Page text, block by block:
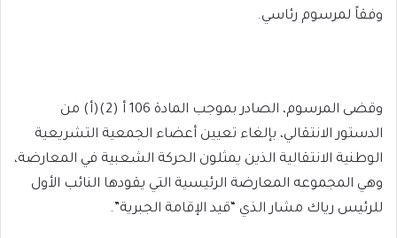
وفقاً لمرسوم رئاسي.
وقضى المرسوم، الصادر بموجب المادة 106 أ (2)(أ) من
الدستور الانتقالي، بإلغاء تعيين أعضاء الجمعية التشريعية
الوطنية الانتقالية الذين يمثلون الحركة الشعبية في المعارضة،
وهي المجموعه المعارضة الرئيسية التي يقودها النائب الأول
للرئيس رياك مشار الذي “قيد الإقامة الجبرية”.